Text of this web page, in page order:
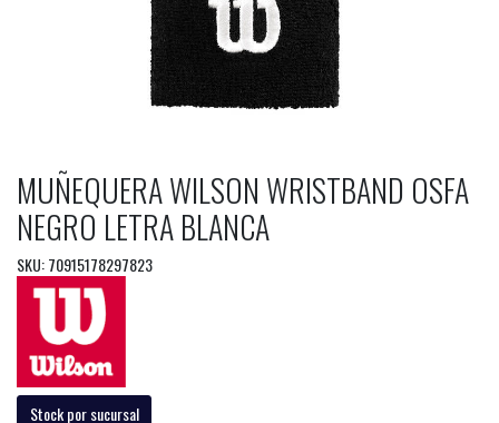
MUÑEQUERA WILSON WRISTBAND OSFA
NEGRO LETRA BLANCA
SKU: 70915178297823
Stock por sucursal